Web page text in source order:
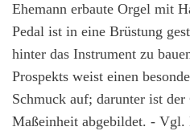
Ehemann erbaute Orgel mit
Pedal ist in eine Brüstung
hinter das Instrument zu
Prospekts weist einen
Schmuck auf; darunter ist der
Maßeinheit abgebildet. - Vgl.